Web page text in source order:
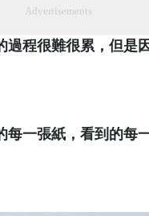
Advertisements
程很難很累，但是
一張紙，看到的每